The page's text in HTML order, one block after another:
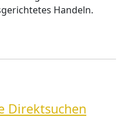
Handeln.
Direktsuchen